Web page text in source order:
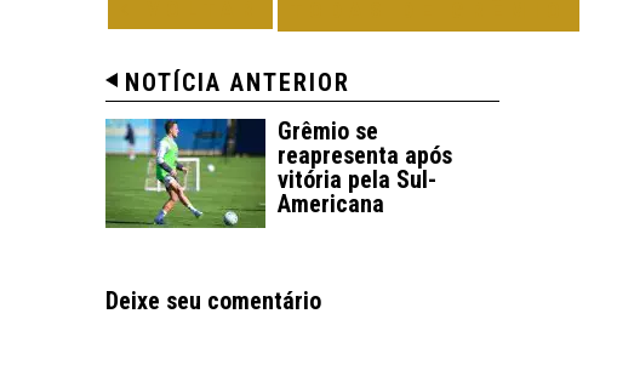
NOTÍCIA ANTERIOR
Grêmio se
reapresenta após
vitória pela Sul-
Americana
Deixe seu comentário